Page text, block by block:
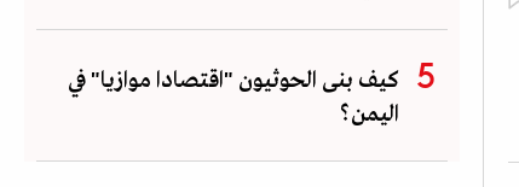
كيف بنى الحوثيون "اقتصادا موازيا" في
اليمن؟